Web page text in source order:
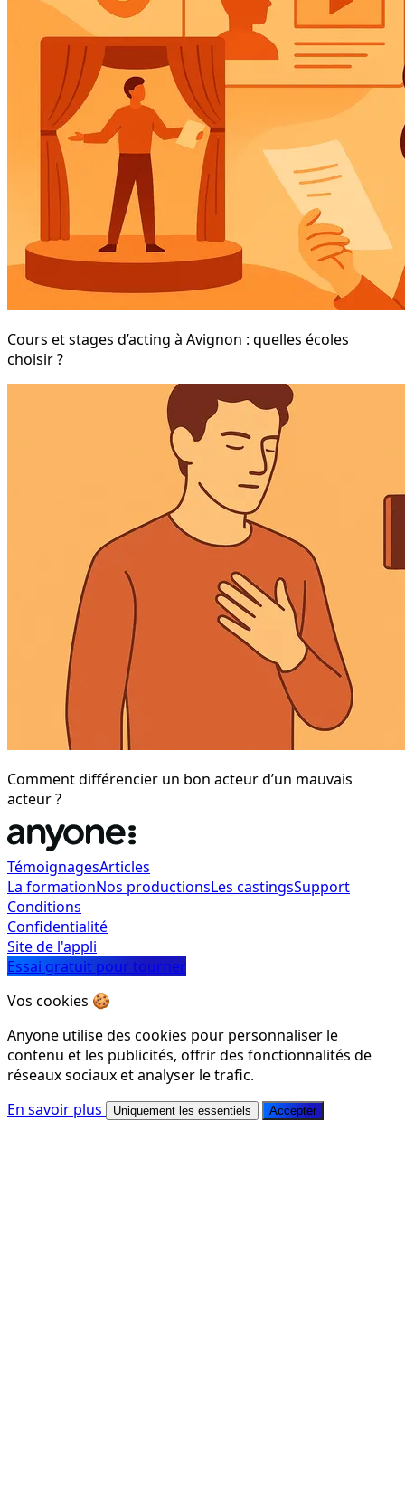
Cours et stages d’acting à Avignon : quelles écoles
choisir ?
Comment différencier un bon acteur d’un mauvais
acteur ?
TémoignagesArticles
La formationNos productionsLes castingsSupport
Conditions
Confidentialité
Site de l'appli
Essai gratuit pour tourner
Vos cookies 🍪
Anyone utilise des cookies pour personnaliser le
contenu et les publicités, offrir des fonctionnalités de
réseaux sociaux et analyser le trafic.
En savoir plus
Uniquement les essentiels Accepter